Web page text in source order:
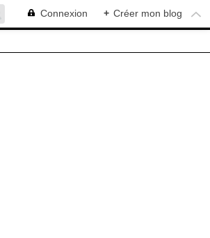
Connexion + Créer mon blog